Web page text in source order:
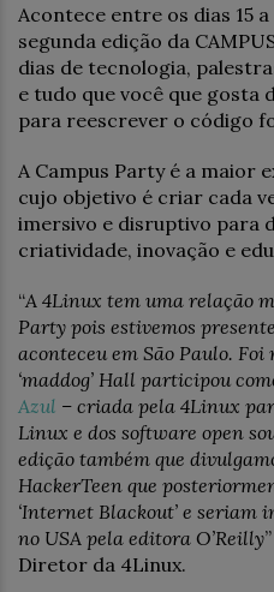
Acontece entre os dias 15
segunda edição da
dias de tecnologia,
e tudo que você que gosta
para reescrever o código
A Campus Party é a maior
cujo objetivo é criar cada
imersivo e disruptivo para
criatividade, inovação e
“A 4Linux tem uma relação
Party pois estivemos
aconteceu em São Paulo. Foi
‘maddog’ Hall participou
Azul – criada pela 4Linux
Linux e dos software open
edição também que
HackerTeen que
‘Internet Blackout’ e seriam
no USA pela editora O’Reilly
Diretor da 4Linux.